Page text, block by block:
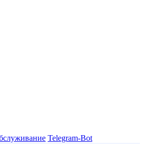
Telegram-Bot